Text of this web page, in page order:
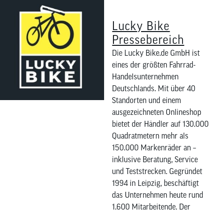
Lucky Bike
Pressebereich
Die Lucky Bike.de GmbH ist
eines der größten Fahrrad-
Handelsunternehmen
Deutschlands. Mit über 40
Standorten und einem
ausgezeichneten Onlineshop
bietet der Händler auf 130.000
Quadratmetern mehr als
150.000 Markenräder an –
inklusive Beratung, Service
und Teststrecken. Gegründet
1994 in Leipzig, beschäftigt
das Unternehmen heute rund
1.600 Mitarbeitende. Der